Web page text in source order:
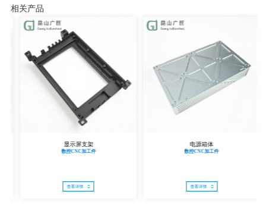
相关产品
显示屏支架
数控CNC加工件
查看详情
电源箱体
数控CNC加工件
查看详情